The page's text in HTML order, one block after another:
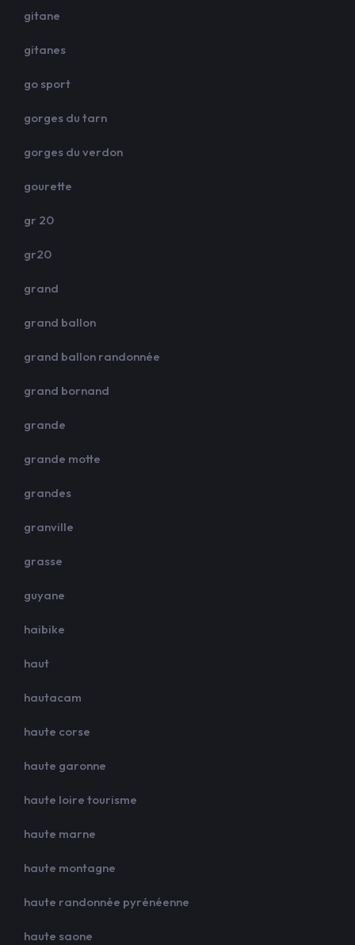
gitane
gitanes
go sport
gorges du tarn
gorges du verdon
gourette
gr 20
gr20
grand
grand ballon
grand ballon randonnée
grand bornand
grande
grande motte
grandes
granville
grasse
guyane
haibike
haut
hautacam
haute corse
haute garonne
haute loire tourisme
haute marne
haute montagne
haute randonnée pyrénéenne
haute saone